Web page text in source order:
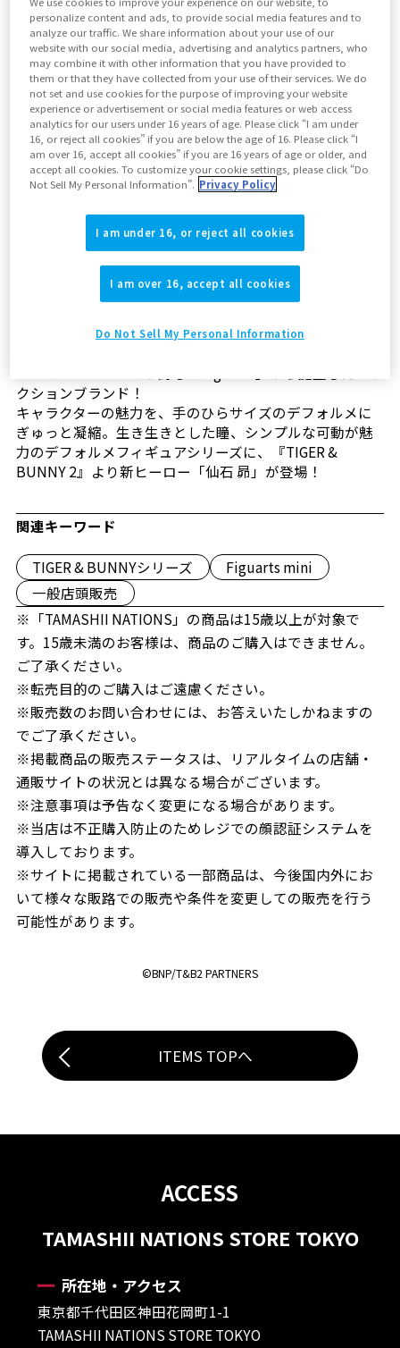
販売価格
¥2,970（税10%込)¥2,700(税抜)
発売日
2022年11月26日
店頭在庫なし
魂ウェブで商品詳細を見る
クションブランド！
キャラクターの魅力を、手のひらサイズのデフォルメに
ぎゅっと凝縮。生き生きとした瞳、シンプルな可動が魅
力のデフォルメフィギュアシリーズに、『TIGER &
BUNNY 2』より新ヒーロー「仙石 昴」が登場！
関連キーワード
TIGER & BUNNYシリーズ
Figuarts mini
一般店頭販売
※「TAMASHII NATIONS」の商品は15歳以上が対象で
す。15歳未満のお客様は、商品のご購入はできません。
ご了承ください。
※転売目的のご購入はご遠慮ください。
※販売数のお問い合わせには、お答えいたしかねますの
でご了承ください。
※掲載商品の販売ステータスは、リアルタイムの店舗・
通販サイトの状況とは異なる場合がございます。
※注意事項は予告なく変更になる場合があります。
※当店は不正購入防止のためレジでの顔認証システムを
導入しております。
※サイトに掲載されている一部商品は、今後国内外にお
いて様々な販路での販売や条件を変更しての販売を行う
可能性があります。
©BNP/T&B2 PARTNERS
ITEMS TOPへ
ACCESS
TAMASHII NATIONS STORE TOKYO
所在地・アクセス
東京都千代田区神田花岡町1-1
TAMASHII NATIONS STORE TOKYO
personalize content and ads, to provide social media features and to
analyze our traffic. We share information about your use of our
website with our social media, advertising and analytics partners, who
may combine it with other information that you have provided to
them or that they have collected from your use of their services. We do
not set and use cookies for the purpose of improving your website
experience or advertisement or social media features or web access
analytics for our users under 16 years of age. Please click “I am under
16, or reject all cookies” if you are below the age of 16. Please click “I
am over 16, accept all cookies” if you are 16 years of age or older, and
accept all cookies. To customize your cookie settings, please click “Do
Not Sell My Personal Information”. Privacy Policy
I am under 16, or reject all cookies
I am over 16, accept all cookies
Do Not Sell My Personal Information